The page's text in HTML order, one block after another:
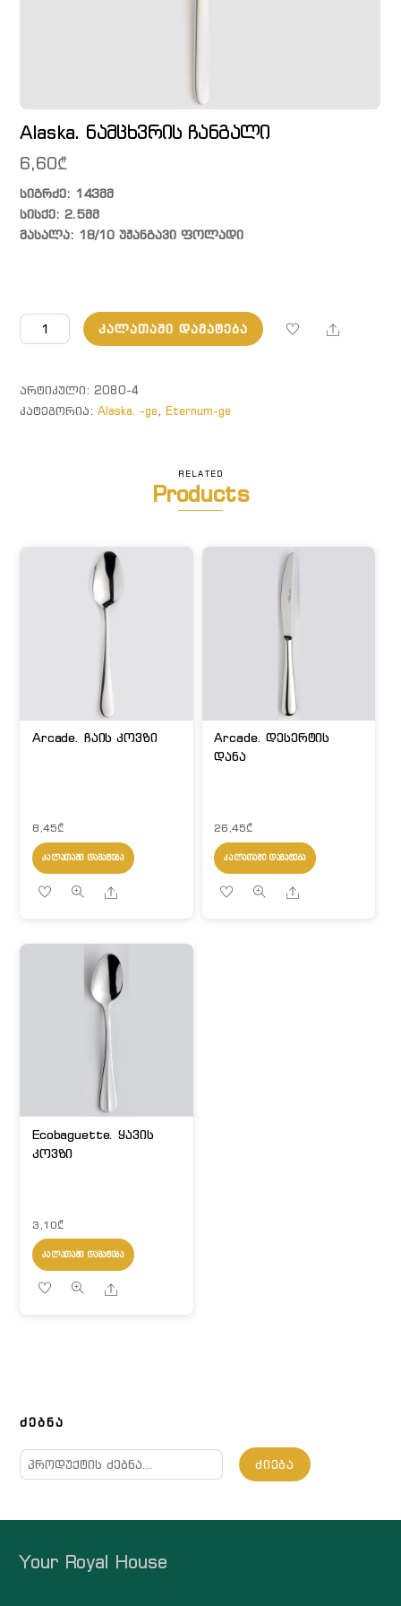
Alaska. ნამცხვრის ჩანგალი
6,60₾
სიგრძე: 143მმ
სისქე: 2.5მმ
მასალა: 18/10 უჟანგავი ფოლადი
რაოდენობა:
Alaska.
ჩანგალი
ᲙᲐᲚᲐᲗᲐᲨᲘ ᲓᲐᲛᲐᲢᲔᲑᲐ Share
ᲐᲠᲢᲘᲙᲣᲚᲘ:2080-4
ᲙᲐᲢᲔᲒᲝᲠᲘᲐ:Alaska. -ge,Eternum-ge
RELATED
Products
Arcade. ჩაის კოვზი
8,45₾
ᲙᲐᲚᲐᲗᲐᲨᲘ ᲓᲐᲛᲐᲢᲔᲑᲐ
Share
Arcade. დესერტის
დანა
26,45₾
ᲙᲐᲚᲐᲗᲐᲨᲘ ᲓᲐᲛᲐᲢᲔᲑᲐ
Share
Ecobaguette. ყავის
კოვზი
3,10₾
ᲙᲐᲚᲐᲗᲐᲨᲘ ᲓᲐᲛᲐᲢᲔᲑᲐ
Share
ᲫᲔᲑᲜᲐ
ძებნა:
ᲫᲘᲔᲑᲐ
Your Royal House